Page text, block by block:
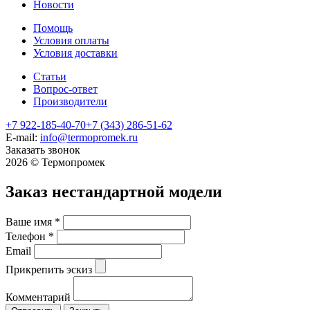
Новости
Помощь
Условия оплаты
Условия доставки
Статьи
Вопрос-ответ
Производители
+7 922-185-40-70+7 (343) 286-51-62
E-mail: info@termopromek.ru
Заказать звонок
2026 © Термопромек
Заказ нестандартной модели
Ваше имя *
Телефон *
Email
Прикрепить эскиз
Комментарий